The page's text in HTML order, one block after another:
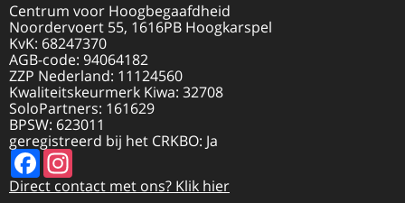
Centrum voor Hoogbegaafdheid
Noordervoert 55, 1616PB Hoogkarspel
KvK: 68247370
AGB-code: 94064182
ZZP Nederland: 11124560
Kwaliteitskeurmerk Kiwa: 32708
SoloPartners: 161629
BPSW: 623011
geregistreerd bij het CRKBO: Ja
FacebookInstagram
Direct contact met ons? Klik hier